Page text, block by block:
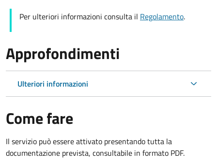
Per ulteriori informazioni consulta il Regolamento.
Approfondimenti
Ulteriori informazioni
Come fare
Il servizio può essere attivato presentando tutta la
documentazione prevista, consultabile in formato PDF.